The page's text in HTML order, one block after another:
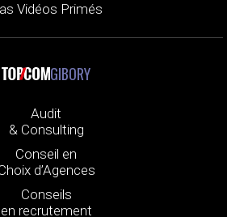
Vidéos Primés
GIBORY
Audit
& Consulting
Conseil en
d’Agences
Conseils
en recrutement